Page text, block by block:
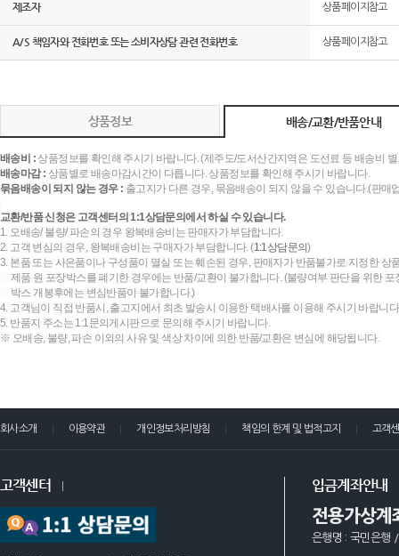
제조자 상품페이지참고
A/S 책임자와 전화번호 또는 소비자상담 관련 전화번호 상품페이지참고
상품정보 배송/교환/반품안내
배송비 :상품정보를 확인해 주시기 바랍니다. (제주도/도서산간지역은 도선료 등 배송비
배송마감 : 상품별로 배송마감시간이 다릅니다. 상품정보를 확인해 주시기 바랍니다.
묶음배송이 되지 않는 경우 : 출고지가 다른 경우, 묶음배송이 되지 않을 수 있습니다.(판
교환/반품 신청은 고객센터의 1:1상담문의에서 하실 수 있습니다.
1. 오배송/ 불량/ 파손의 경우 왕복배송비는 판매자가 부담합니다.
2. 고객 변심의 경우, 왕복배송비는 구매자가 부담합니다. (1:1상담문의)
3. 본품 또는 사은품이나 구성품이 멸실 또는 훼손된 경우, 판매자가 반품불가로 지정한 상
제품 원 포장박스를 폐기한 경우에는 반품/교환이 불가합니다. (불량여부 판단을 위한
박스 개봉후에는 변심반품이 불가합니다.)
4. 고객님이 직접 반품시, 출고지에서 최초 발송시 이용한 택배사를 이용해 주시기 바랍니
5. 반품지 주소는 1:1문의게시판으로 문의해 주시기 바랍니다.
※ 오배송, 불량, 파손 이외의 사유 및 색상 차이에 의한 반품/교환은 변심에 해당됩니다.
회사소개 이용약관 개인정보처리방침 책임의 한계 및 법적고지 고객
고객센터 입금계좌안내
전용가상계
은행명 : 국민은행